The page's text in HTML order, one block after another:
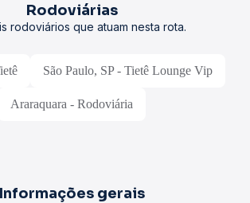
Rodoviárias
rodoviários que atuam nesta rota.
São Paulo, SP - Tietê Lounge Vip
Araraquara - Rodoviária
Informações gerais